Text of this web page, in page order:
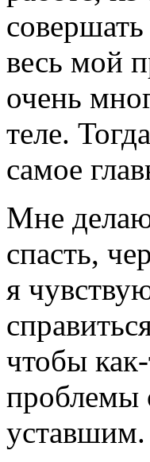
весь мой
очень
теле.
самое
Мне
спасть,
я
чтобы
проблемы
уставшим.